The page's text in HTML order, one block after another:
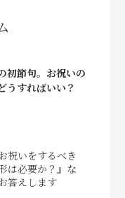
初節句。お祝いの
うすればいい？
祝いをするべき
は必要か？』な
答えします